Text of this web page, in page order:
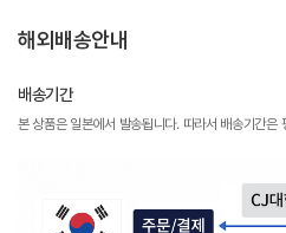
해외배송안내
배송기간
본 상품은 일본에서 발송됩니다. 따라서 배송기간은